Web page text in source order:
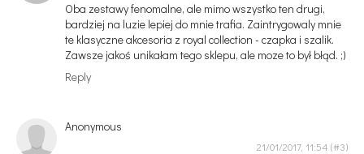
Oba zestawy fenomalne, ale mimo wszystko ten drugi,
bardziej na luzie lepiej do mnie trafia. Zaintrygowaly mnie
te klasyczne akcesoria z royal collection - czapka i szalik.
Zawsze jakoś unikałam tego sklepu, ale moze to był błąd. ;)
Reply
Anonymous
21/01/2017, 11:54